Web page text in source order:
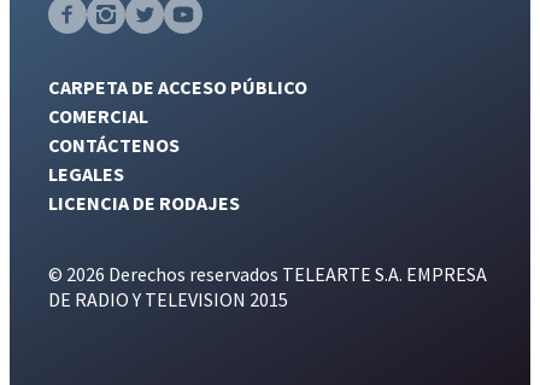
CARPETA DE ACCESO PÚBLICO
COMERCIAL
CONTÁCTENOS
LEGALES
LICENCIA DE RODAJES
© 2026 Derechos reservados TELEARTE S.A. EMPRESA
DE RADIO Y TELEVISION 2015